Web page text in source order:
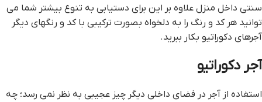
سنتی داخل منزل علاوه بر این برای دستیابی به تنوع بیشتر شما می
توانید هر کد و رنگ را به دلخواه بصورت ترکیبی با کد و رنگهای دیگر
آجرهای دکوراتیو بکار ببرید.
آجر دکوراتیو
استفاده از آجر در فضای داخلی دیگر چیز عجیبی به نظر نمی‌ رسد؛ چه